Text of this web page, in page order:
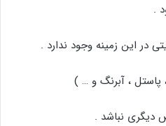
.
در این زمینه وجود ندارد .
پاستل ، آبرنگ و … )
دیگری نباشد .